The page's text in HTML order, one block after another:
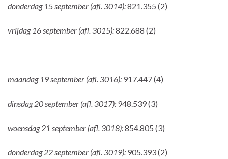
donderdag 15 september (afl. 3014):821.355 (2)
vrijdag 16 september (afl. 3015):822.688 (2)
maandag 19 september (afl. 3016): 917.447 (4)
dinsdag 20 september (afl. 3017): 948.539 (3)
woensdag 21 september (afl. 3018):854.805 (3)
donderdag 22 september (afl. 3019): 905.393 (2)